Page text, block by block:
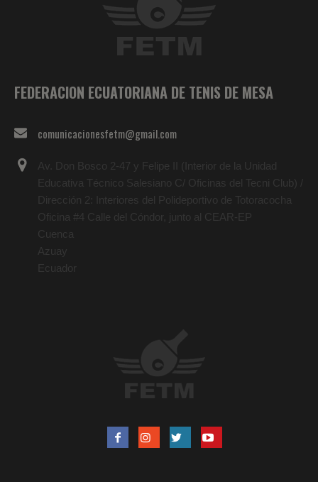
FEDERACION ECUATORIANA DE TENIS DE MESA
comunicacionesfetm@gmail.com
Av. Don Bosco 2-47 y Felipe II (Interior de la Unidad
Educativa Técnico Salesiano C/ Oficinas del Tecni Club) /
Dirección 2: Interiores del Polideportivo de Totoracocha
Oficina #4 Calle del Cóndor, junto al CEAR-EP
Cuenca
Azuay
Ecuador